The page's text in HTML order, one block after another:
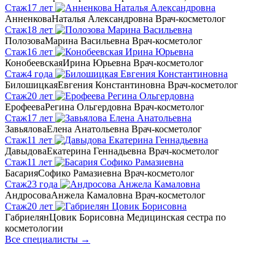
Стаж17 лет
АнненковаНаталья Александровна Врач-косметолог
Стаж18 лет
ПолозоваМарина Васильевна Врач-косметолог
Стаж16 лет
КонобеевскаяИрина Юрьевна Врач-косметолог
Стаж4 года
БилошицкаяЕвгения Константиновна Врач-косметолог
Стаж20 лет
ЕрофееваРегина Ольгердовна Врач-косметолог
Стаж17 лет
ЗавьяловаЕлена Анатольевна Врач-косметолог
Стаж11 лет
ДавыдоваЕкатерина Геннадьевна Врач-косметолог
Стаж11 лет
БасарияСофико Рамазиевна Врач-косметолог
Стаж23 года
АндросоваАнжела Камаловна Врач-косметолог
Стаж20 лет
ГабриелянЦовик Борисовна Медицинская сестра по
косметологии
Все специалисты →